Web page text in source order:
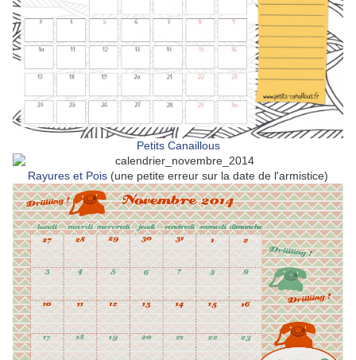
Petits Canaillous
Rayures et Pois (une petite erreur sur la date de l'armistice)